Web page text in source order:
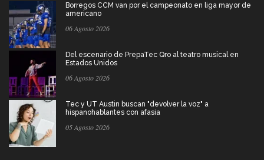
Borregos CCM van por el campeonato en liga mayor de
americano
06 Agosto 2026
Del escenario de PrepaTec Qro al teatro musical en
Estados Unidos
06 Agosto 2026
Tec y UT Austin buscan "devolver la voz" a
hispanohablantes con afasia
05 Agosto 2026